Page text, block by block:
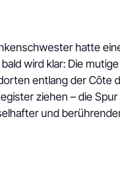
hatte
wird klar: Die
entlang der Côte
ziehen – die
und